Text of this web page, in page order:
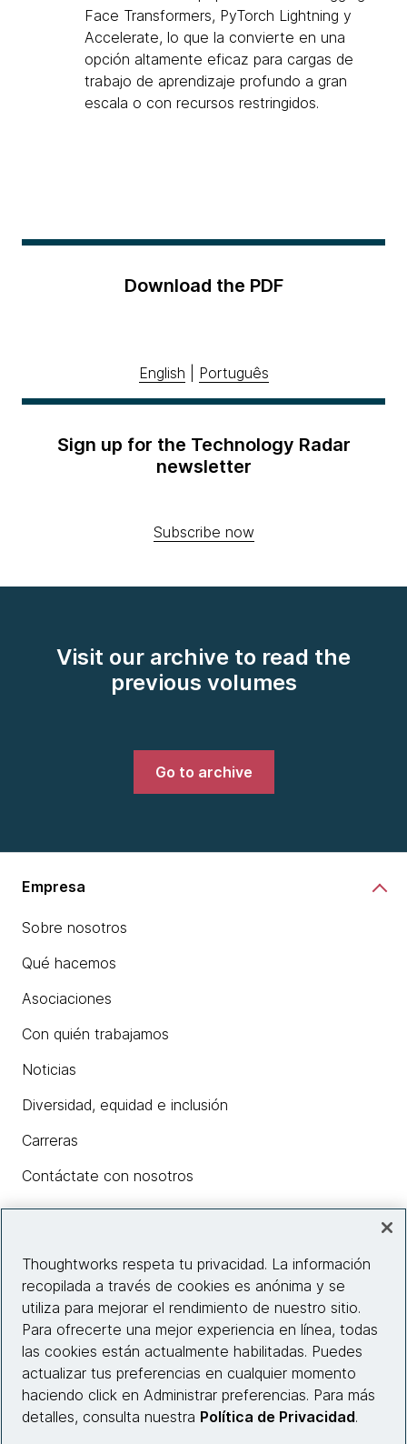
Face Transformers, PyTorch Lightning y
Accelerate, lo que la convierte en una
opción altamente eficaz para cargas de
trabajo de aprendizaje profundo a gran
escala o con recursos restringidos.
Download the PDF
English Português
Sign up for the Technology Radar
newsletter
Subscribe now
Visit our archive to read the
previous volumes
Go to archive
Empresa
Sobre nosotros
Qué hacemos
Asociaciones
Con quién trabajamos
Noticias
Diversidad, equidad e inclusión
Carreras
Contáctate con nosotros
Información del sitio web
Conecta con nosotros
Thoughtworks respeta tu privacidad. La información
recopilada a través de cookies es anónima y se
utiliza para mejorar el rendimiento de nuestro sitio.
Para ofrecerte una mejor experiencia en línea, todas
las cookies están actualmente habilitadas. Puedes
actualizar tus preferencias en cualquier momento
haciendo click en Administrar preferencias. Para más
detalles, consulta nuestra Política de Privacidad.